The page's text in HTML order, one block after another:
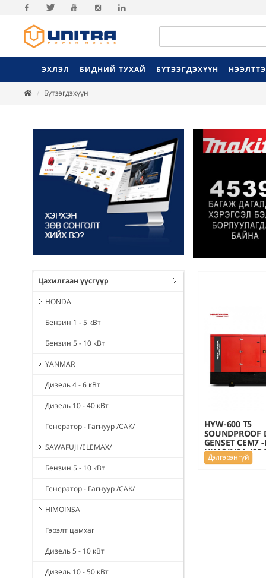
Facebook
ЭХЛЭЛ БИДНИЙ ТУХАЙ БҮТЭЭГДЭХҮҮН
Бүтээгдэхүүн
Цахилгаан үүсгүүр
HONDA
Бензин 1 - 5 кВт
Бензин 5 - 10 кВт
YANMAR
Дизель 4 - 6 кВт
Дизель 10 - 40 кВт
Генератор - Гагнуур /САК/
SAWAFUJI /ELEMAX/
Бензин 5 - 10 кВт
Генератор - Гагнуур /САК/
HIMOINSA
Гэрэлт цамхаг
Дизель 5 - 10 кВт
Дизель 10 - 50 кВт
HYW-600 T5
SOUNDPROOF
GENSET CEM7
HIMOINSA /
Дэлгэрэнгүй